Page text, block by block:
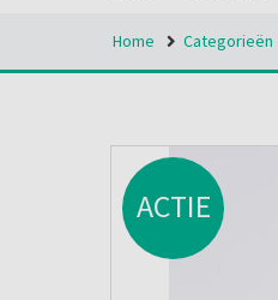
Home Categorieën
ACTIE